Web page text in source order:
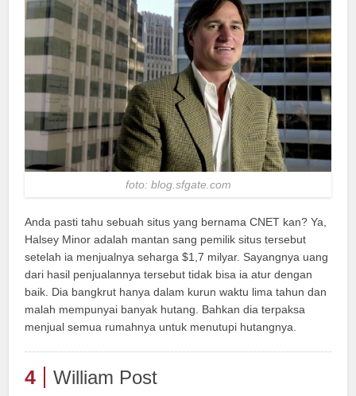
foto: blog.sfgate.com
Anda pasti tahu sebuah situs yang bernama CNET kan? Ya,
Halsey Minor adalah mantan sang pemilik situs tersebut
setelah ia menjualnya seharga $1,7 milyar. Sayangnya uang
dari hasil penjualannya tersebut tidak bisa ia atur dengan
baik. Dia bangkrut hanya dalam kurun waktu lima tahun dan
malah mempunyai banyak hutang. Bahkan dia terpaksa
menjual semua rumahnya untuk menutupi hutangnya.
4 William Post